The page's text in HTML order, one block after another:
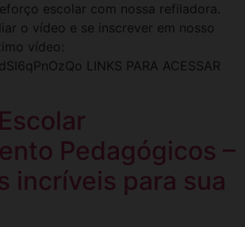
escolar com nossa refiladora.
o vídeo e se inscrever em nosso
vídeo:
LINKS PARA ACESSAR
Pedagógicos –
incríveis para sua